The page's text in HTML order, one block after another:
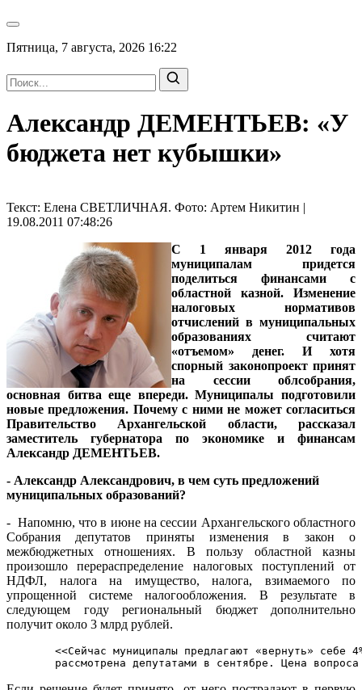
Пятница, 7 августа, 2026 16:22
Александр ДЕМЕНТЬЕВ: «У
бюджета нет кубышки»
Текст: Елена СВЕТЛИЧНАЯ. Фото: Артем Никитин |
19.08.2011 07:48:26
С 1 января 2012 года
муниципалам придется
поделиться финансами с
областной казной. Изменение
налоговых нормативов
отчислений в муниципальных
образованиях считают
«отъемом» денег. И хотя
спорный законопроект принят
на сессии облсобрания,
основная битва еще впереди. Муниципалы подготовили
новые предложения. Почему с ними не может согласиться
Правительство Архангельской области, рассказал
заместитель губернатора по экономике и финансам
Александр ДЕМЕНТЬЕВ.
- Александр Александрович, в чем суть предложений
муниципальных образований?
- Напомню, что в июне на сессии Архангельского областного
Собрания депутатов приняты изменения в закон о
межбюджетных отношениях. В пользу областной казны
произошло перераспределение налоговых поступлений от
НДФЛ, налога на имущество, налога, взимаемого по
упрощенной системе налогообложения. В результате в
следующем году региональный бюджет дополнительно
получит около 3 млрд рублей.
<<Сейчас муниципалы предлагают «вернуть»
рассмотрена депутатами в сентябре. Цена